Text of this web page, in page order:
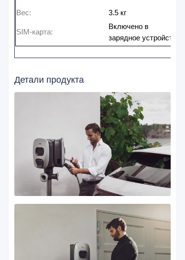
Вес: 3.5 кг
SIM-карта:
Включено в
зарядное устройство
Детали продукта